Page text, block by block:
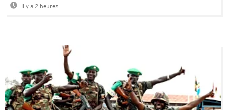
Il y a 2 heures